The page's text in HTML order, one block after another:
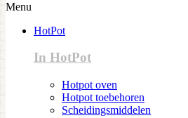
Menu
HotPot
In HotPot
Hotpot oven
Hotpot toebehoren
Scheidingsmiddelen